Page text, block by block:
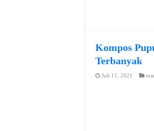
Kompos
Terbanyak
Juli 11, 2021